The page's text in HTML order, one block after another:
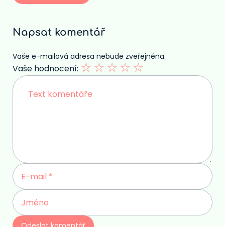
Napsat komentář
Vaše e-mailová adresa nebude zveřejněna.
Vaše hodnocení: ☆
☆
☆
☆
☆